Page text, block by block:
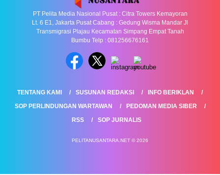
PT Pelita Media Nasional Pusat : Citra Towers Kemayoran
Lt. 6 E1, Jakarta Pusat Cabang : Gedung Wisma Mandar Jl
Transmigrasi Plajau Kecamatan Simpang Empat Tanah
Bumbu Telp : 081256676161
TENTANG KAMI SUSUNAN REDAKSI
INFO BERIKLAN
SOP PERLINDUNGAN WARTAWAN
PEDOMAN MEDIA SIBER
RSS
SOP JURNALIS
PELITANUSANTARA.NET © 2026